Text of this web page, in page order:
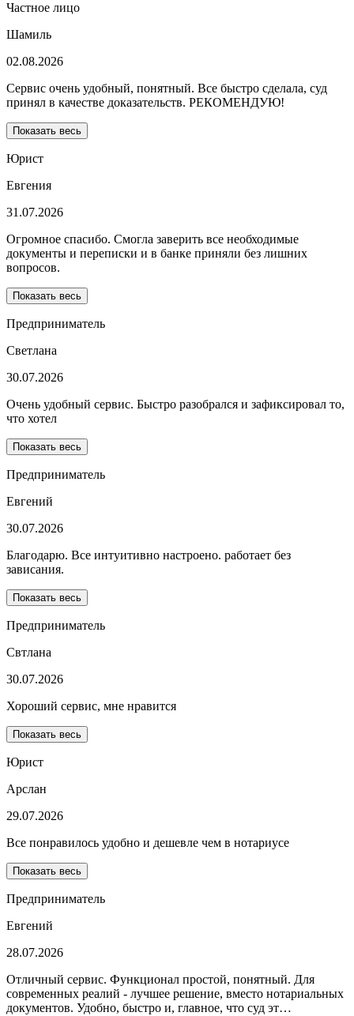
Частное лицо
Шамиль
02.08.2026
Сервис очень удобный, понятный. Все быстро сделала, суд
принял в качестве доказательств. РЕКОМЕНДУЮ!
Показать весь
Юрист
Евгения
31.07.2026
Огромное спасибо. Смогла заверить все необходимые
документы и переписки и в банке приняли без лишних
вопросов.
Показать весь
Предприниматель
Светлана
30.07.2026
Очень удобный сервис. Быстро разобрался и зафиксировал то,
что хотел
Показать весь
Предприниматель
Евгений
30.07.2026
Благодарю. Все интуитивно настроено. работает без
зависания.
Показать весь
Предприниматель
Свтлана
30.07.2026
Хороший сервис, мне нравится
Показать весь
Юрист
Арслан
29.07.2026
Все понравилось удобно и дешевле чем в нотариусе
Показать весь
Предприниматель
Евгений
28.07.2026
Отличный сервис. Функционал простой, понятный. Для
современных реалий - лучшее решение, вместо нотариальных
документов. Удобно, быстро и, главное, что суд эт…